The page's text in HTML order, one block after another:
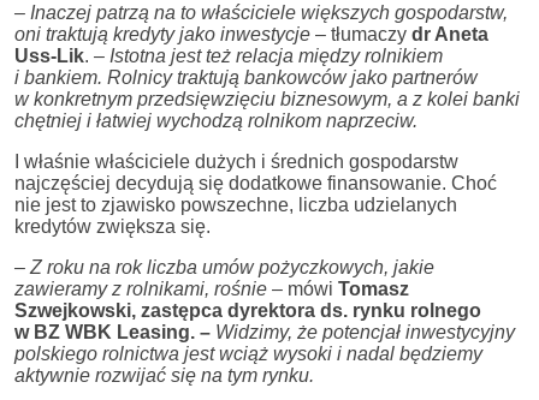
– Inaczej patrzą na to właściciele większych gospodarstw,
oni traktują kredyty jako inwestycje – tłumaczy dr Aneta
Uss-Lik. – Istotna jest też relacja między rolnikiem
i bankiem. Rolnicy traktują bankowców jako partnerów
w konkretnym przedsięwzięciu biznesowym, a z kolei banki
chętniej i łatwiej wychodzą rolnikom naprzeciw.
I właśnie właściciele dużych i średnich gospodarstw
najczęściej decydują się dodatkowe finansowanie. Choć
nie jest to zjawisko powszechne, liczba udzielanych
kredytów zwiększa się.
– Z roku na rok liczba umów pożyczkowych, jakie
zawieramy z rolnikami, rośnie – mówi Tomasz
Szwejkowski, zastępca dyrektora ds. rynku rolnego
w BZ WBK Leasing. – Widzimy, że potencjał inwestycyjny
polskiego rolnictwa jest wciąż wysoki i nadal będziemy
aktywnie rozwijać się na tym rynku.